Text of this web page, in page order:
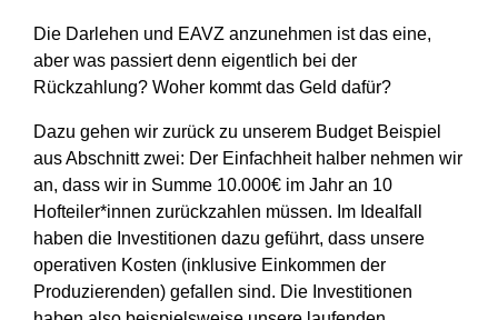
Die Darlehen und EAVZ anzunehmen ist das eine,
aber was passiert denn eigentlich bei der
Rückzahlung? Woher kommt das Geld dafür?
Dazu gehen wir zurück zu unserem Budget Beispiel
aus Abschnitt zwei: Der Einfachheit halber nehmen wir
an, dass wir in Summe 10.000€ im Jahr an 10
Hofteiler*innen zurückzahlen müssen. Im Idealfall
haben die Investitionen dazu geführt, dass unsere
operativen Kosten (inklusive Einkommen der
Produzierenden) gefallen sind. Die Investitionen